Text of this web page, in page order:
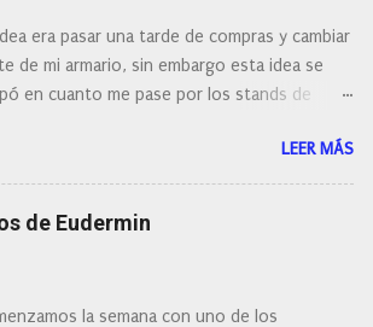
os voy a dar mi opinión de porque elegí mi
facial de Clinique
era pasar una tarde de compras y cambiar
de mi armario, sin embargo esta idea se
en cuanto me pase por los stands de
a esta paleta de colores de Clinique.
LEER MÁS
de Eudermin
la semana con uno de los